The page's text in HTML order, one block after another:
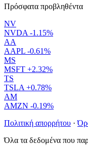
Πρόσφατα προβληθέντα
NV
NVDA -1.15%
AA
AAPL -0.61%
MS
MSFT +2.32%
TS
TSLA +0.78%
AM
AMZN -0.19%
Πολιτική απορρήτου ·
Όλα τα δεδομένα που